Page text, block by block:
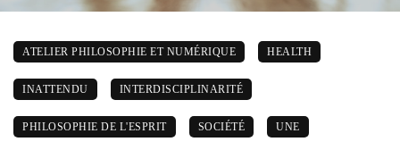
ATELIER PHILOSOPHIE ET NUMÉRIQUE HEALTH
INATTENDU INTERDISCIPLINARITÉ
PHILOSOPHIE DE L'ESPRIT SOCIÉTÉ UNE